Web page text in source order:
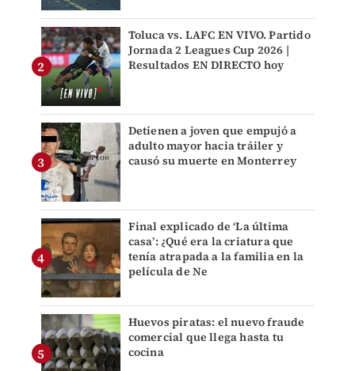
Toluca vs. LAFC EN VIVO. Partido
Jornada 2 Leagues Cup 2026 |
Resultados EN DIRECTO hoy
Detienen a joven que empujó a
adulto mayor hacia tráiler y
causó su muerte en Monterrey
Final explicado de ‘La última
casa’: ¿Qué era la criatura que
tenía atrapada a la familia en la
película de Ne
Huevos piratas: el nuevo fraude
comercial que llega hasta tu
cocina